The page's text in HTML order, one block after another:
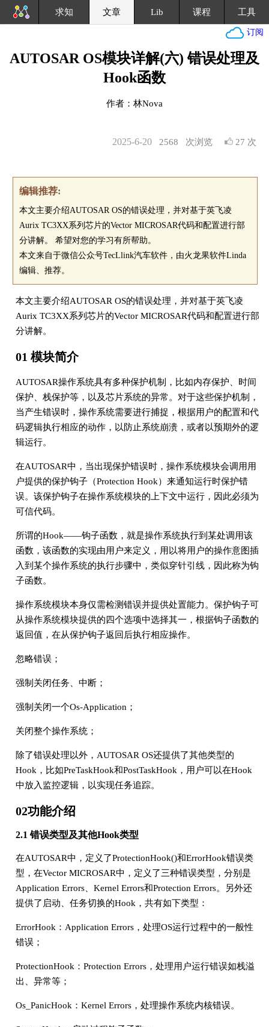
求知 文章 Lib 课程 工具
订阅
AUTOSAR OS模块详解(六) 错误处理及
Hook函数
作者：林Nova
2568 次浏览 27 次
2025-6-20
编辑推荐:
本文主要介绍AUTOSAR OS的错误处理，并对基于英飞凌
Aurix TC3XX系列芯片的Vector MICROSAR代码和配置进行部
分讲解。 希望对您的学习有所帮助。
本文来自于微信公众号TecLlink汽车软件，由火龙果软件Linda
编辑、推荐。
本文主要介绍AUTOSAR OS的错误处理，并对基于英飞凌
Aurix TC3XX系列芯片的Vector MICROSAR代码和配置进行部
分讲解。
01 模块简介
AUTOSAR操作系统具有多种保护机制，比如内存保护、时间
保护、栈保护等，以及芯片系统的异常。对于这些保护机制，
当产生错误时，操作系统需要进行捕捉，根据用户的配置和代
码逻辑执行相应的动作，以防止系统崩溃，或者以预期外的逻
辑运行。
在AUTOSAR中，当出现保护错误时，操作系统模块会调用用
户提供的保护钩子（Protection Hook）来通知运行时保护错
误。该保护钩子在操作系统模块的上下文中运行，因此必须为
可信代码。
所谓的Hook——钩子函数，就是操作系统执行到某处调用该
函数，该函数的实现由用户来定义，用以将用户的操作意图插
入到某个操作系统的执行步骤中，类似穿针引线，因此称为钩
子函数。
操作系统模块本身仅需检测错误并提供处置能力。保护钩子可
从操作系统模块提供的四个选项中选择其一，根据钩子函数的
返回值，在从保护钩子返回后执行相应操作。
忽略错误；
强制关闭任务、中断；
强制关闭一个Os-Application；
关闭整个操作系统；
除了错误处理以外，AUTOSAR OS还提供了其他类型的
Hook，比如PreTaskHook和PostTaskHook，用户可以在Hook
中放入监控逻辑，以实现任务追踪。
02功能介绍
2.1 错误类型及其他Hook类型
在AUTOSAR中，定义了ProtectionHook()和ErrorHook错误类
型，在Vector MICROSAR中，定义了三种错误类型，分别是
Application Errors、Kernel Errors和Protection Errors。另外还
提供了启动、任务切换的Hook，共有如下类型：
ErrorHook：Application Errors，处理OS运行过程中的一般性
错误；
ProtectionHook：Protection Errors，处理用户运行错误如栈溢
出、异常等；
Os_PanicHook：Kernel Errors，处理操作系统内核错误。